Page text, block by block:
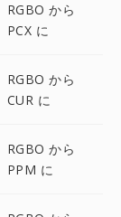
RGBO から
PCX に
RGBO から
CUR に
RGBO から
PPM に